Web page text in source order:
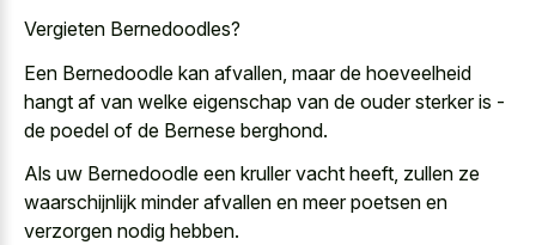
Vergieten Bernedoodles?
Een Bernedoodle kan afvallen, maar de hoeveelheid
hangt af van welke eigenschap van de ouder sterker is -
de poedel of de Bernese berghond.
Als uw Bernedoodle een kruller vacht heeft, zullen ze
waarschijnlijk minder afvallen en meer poetsen en
verzorgen nodig hebben.